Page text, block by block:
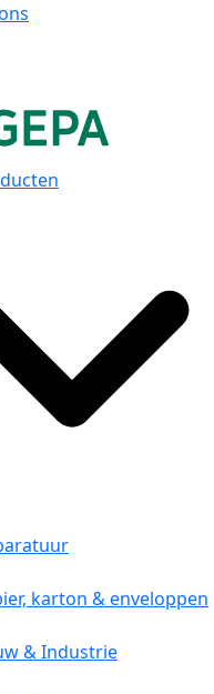
karton & enveloppen
& Industrie